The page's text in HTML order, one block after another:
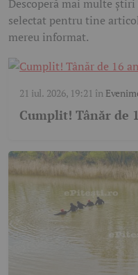
Descoperă mai multe
selectat pentru tine
mereu informat.
21 iul. 2026, 19:21 în
Cumplit! Tânăr de